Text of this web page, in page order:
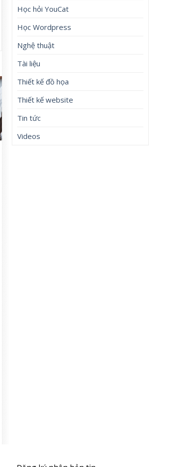
Học hỏi YouCat
Học Wordpress
Nghệ thuật
Tài liệu
Thiết kế đồ họa
Thiết kế website
Tin tức
Videos